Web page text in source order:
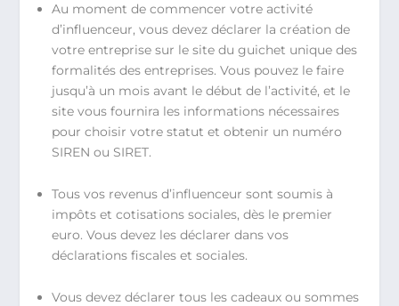
Au moment de commencer votre activité
d’influenceur, vous devez déclarer la création de
votre entreprise sur le site du guichet unique des
formalités des entreprises. Vous pouvez le faire
jusqu’à un mois avant le début de l’activité, et le
site vous fournira les informations nécessaires
pour choisir votre statut et obtenir un numéro
SIREN ou SIRET.
Tous vos revenus d’influenceur sont soumis à
impôts et cotisations sociales, dès le premier
euro. Vous devez les déclarer dans vos
déclarations fiscales et sociales.
Vous devez déclarer tous les cadeaux ou sommes